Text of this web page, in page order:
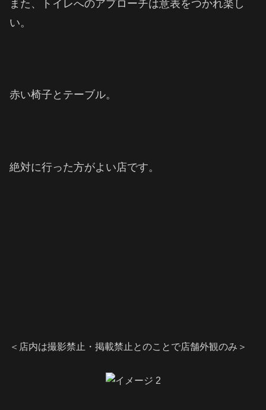
また、トイレへのアプローチは意表をつかれ楽し
い。
赤い椅子とテーブル。
絶対に行った方がよい店です。
＜店内は撮影禁止・掲載禁止とのことで店舗外観のみ＞